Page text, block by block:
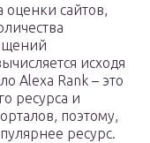
оценки сайтов,
исходя
Alexa Rank – это
ресурса и
поэтому,
ресурс.